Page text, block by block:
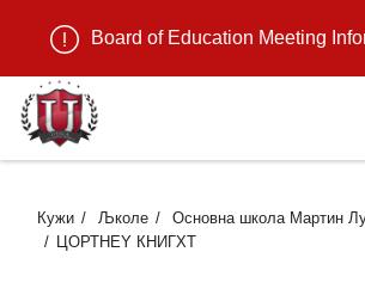
Board of Education Meeting Information for
Кужи Љколе Основна школа Мартин
ЦОРТНЕY КНИГХТ